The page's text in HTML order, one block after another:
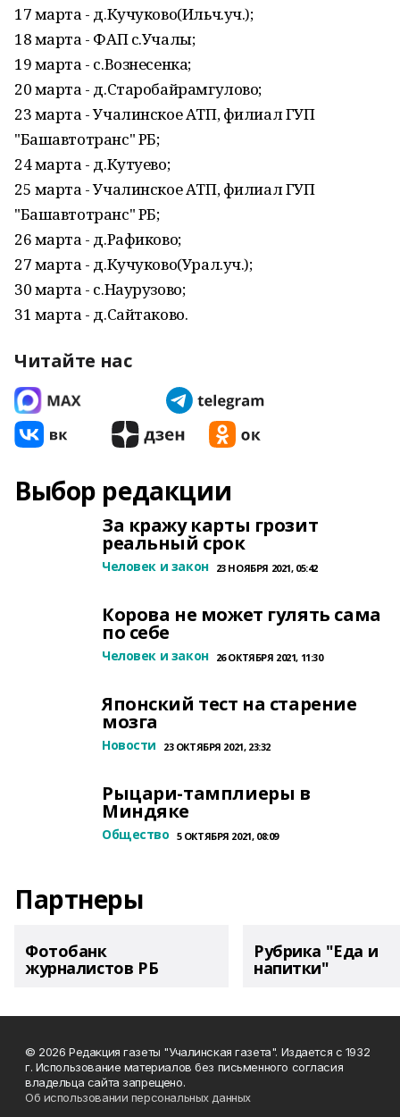
17 марта - д.Кучуково(Ильч.уч.);
18 марта - ФАП с.Учалы;
19 марта - с.Вознесенка;
20 марта - д.Старобайрамгулово;
23 марта - Учалинское АТП, филиал ГУП
"Башавтотранс" РБ;
24 марта - д.Кутуево;
25 марта - Учалинское АТП, филиал ГУП
"Башавтотранс" РБ;
26 марта - д.Рафиково;
27 марта - д.Кучуково(Урал.уч.);
30 марта - с.Наурузово;
31 марта - д.Сайтаково.
Читайте нас
Выбор редакции
За кражу карты грозит
реальный срок
Человек и закон 23 НОЯБРЯ 2021, 05:42
Корова не может гулять сама
по себе
Человек и закон 26 ОКТЯБРЯ 2021, 11:30
Японский тест на старение
мозга
Новости 23 ОКТЯБРЯ 2021, 23:32
Рыцари-тамплиеры в
Миндяке
Общество 5 ОКТЯБРЯ 2021, 08:09
Партнеры
Фотобанк
журналистов РБ
Рубрика "Еда и
напитки"
© 2026 Редакция газеты "Учалинская газета". Издается с 1932
г. Использование материалов без письменного согласия
владельца сайта запрещено.
Об использовании персональных данных